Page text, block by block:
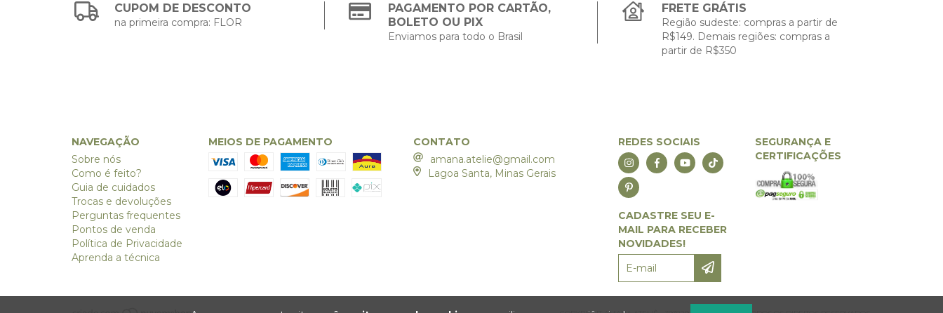
CUPOM DE DESCONTO
na primeira compra: FLOR
PAGAMENTO POR CARTÃO,
BOLETO OU PIX
Enviamos para todo o Brasil
FRETE GRÁTIS
Região sudeste: compras a partir de
R$149. Demais regiões: compras a
partir de R$350
NAVEGAÇÃO
Sobre nós
Como é feito?
Guia de cuidados
Trocas e devoluções
Perguntas frequentes
Pontos de venda
Política de Privacidade
Aprenda a técnica
MEIOS DE PAGAMENTO
CONTATO
amana.atelie@gmail.com
Lagoa Santa, Minas Gerais
REDES SOCIAIS
CADASTRE SEU E-
MAIL PARA RECEBER
NOVIDADES!
SEGURANÇA E
CERTIFICAÇÕES